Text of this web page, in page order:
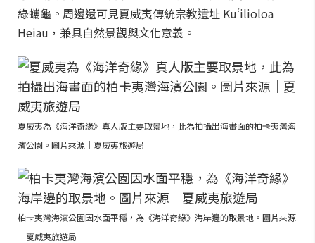
綠蠵龜。周邊還可見夏威夷傳統宗教遺址 Kuʻilioloa
Heiau，兼具自然景觀與文化意義。
夏威夷為《海洋奇緣》真人版主要取景地，此為拍攝出海畫面的柏卡夷灣海
濱公園。圖片來源｜夏威夷旅遊局
柏卡夷灣海濱公園因水面平穩，為《海洋奇緣》海岸邊的取景地。圖片來源
｜夏威夷旅遊局